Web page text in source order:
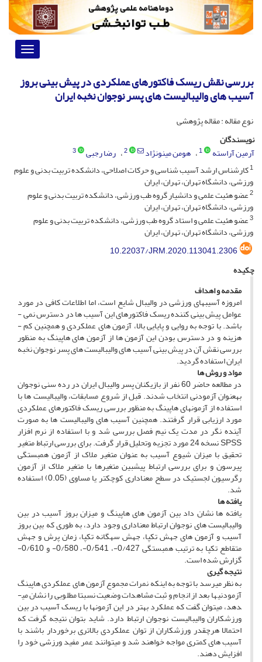
Toggle
بررسی نقش ریسک فاکتورهای عملکردی در پیش بینی بروز
آسیب های والیبالیست های پسر نوجوان نخبه ایران
نوع مقاله : مقاله پژوهشی
نویسندگان
آرمین آراسته
1 هومن مینونژاد 2 رضا رجبی
3
1کارشناس ارشد آسیب شناسی و حرکات اصلاحی، دانشکده تربیت بدنی و علوم
ورزشی، دانشگاه تهران، تهران، ایران
2عضو هئیت علمی و دانشیار گروه طب ورزشی، دانشکده تربیت بدنی و علوم
ورزشی، دانشگاه تهران، تهران، ایران
3عضو هئیت علمی و استاد گروه طب ورزشی، دانشکده تربیت بدنی و علوم
ورزشی، دانشگاه تهران، تهران، ایران
10.22037/JRM.2020.113041.2306
چکیده
مقدمه و اهداف
امروزه آسیب­های ورزشی در والیبال شایع است، اما اطلاعات کافی در مورد
عوامل پیش­ بینی­ کننده ریسک­ فاکتورهای این آسیب­ ها در دسترس نمی ­
باشد. با توجه به روایی و پایایی بالا، آزمون­ های عملکردی و همچنین کم ­
هزینه و در دسترس بودن این آزمون­ ها از آزمون ­های هاپینگ به­ منظور
بررسی نقش آن در پیش­ بینی آسیب ­های والیبالیست­ های پسر نوجوان نخبه
ایران استفاده گردید.
مواد و روش­ ها
در مطالعه حاضر 60 نفر از بازیکنان پسر والیبال ایران در رده سنی نوجوان
به­عنوان آزمودنی انتخاب شدند. قبل از شروع مسابقات، والیبالیست­ ها با
استفاده از آزمون­های هاپینگ به منظور بررسی ریسک­ فاکتورهای عملکردی
مورد ارزیابی قرار گرفتند. همچنین آسیب­ های والیبالیست­ ها به­ صورت
آینده­ نگر در مدت یک نیم ­فصل بررسی شد و با استفاده از نرم­ افزار
SPSS نسخه 24 مورد تجزیه ­وتحلیل قرار گرفت. برای بررسی ارتباط متغیر
تحقیق با میزان شیوع آسیب به ­عنوان متغیر ملاک از آزمون همبستگی
پیرسون و برای بررسی ارتباط پیش­بین متغیرها با متغیر ملاک از آزمون
رگرسیون لجستیک در سطح معناداری کوچکتر یا مساوی (0.05) استفاده
شد.
یافته­ ها
یافته ­ها نشان داد بین آزمون ­های هاپینگ و میزان بروز آسیب در بین
والیبالیست­ های نوجوان ارتباط معناداری وجود دارد، به­ طوری که بین بروز
آسیب و آزمون ­های جهش تک­پا، جهش سه­گانه تک­پا، زمان پرش و جهش
متقاطع تک­پا به­ ترتیب همبستگی 0/427-، 0/541-، 0/580- و 0/610-
گزارش شده است.
نتیجه­ گیری
به نظر می­رسد با توجه به اینکه نمرات مجموع آزمون­ های عملکردی هاپینگ
آزمودنی­ها بعد از انجام و ثبت مشاهدات وضعیت نسبتا مطلوبی را نشان می­
دهد، می­توان گفت که عملکرد بهتر در این آزمون­ها با ریسک آسیب در بین
ورزشکاران والیبالیست نوجوان ارتباط دارد. شاید بتوان نتیجه گرفت که
احتمالا هرچقدر ورزشکاران از توان عملکردی بالاتری برخوردار باشند با
آسیب­ های کمتری مواجه خواهند شد و می­توانند عمر مفید ورزشی خود را
افزایش دهند.